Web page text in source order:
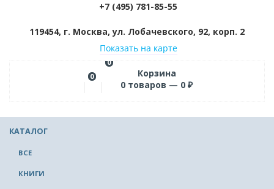
+7 (495) 781-85-55
119454, г. Москва, ул. Лобачевского, 92, корп. 2
Показать на карте
0
0
Корзина
0 товаров — 0 ₽
КАТАЛОГ
ВСЕ
КНИГИ